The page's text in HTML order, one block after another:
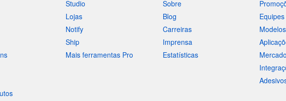
Studio
Lojas
Notify
Ship
Mais ferramentas Pro
Sobre
Blog
Carreiras
Imprensa
Estatísticas
Equipes
Modelos
Mercado